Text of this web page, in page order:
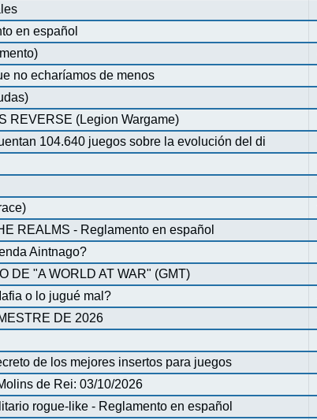
en español
no echaríamos de menos
REVERSE (Legion Wargame)
104.640 juegos sobre la evolución del di
REALMS - Reglamento en español
Aintnago?
DE "A WORLD AT WAR" (GMT)
o lo jugué mal?
DE 2026
de los mejores insertos para juegos
de Rei: 03/10/2026
rogue-like - Reglamento en español